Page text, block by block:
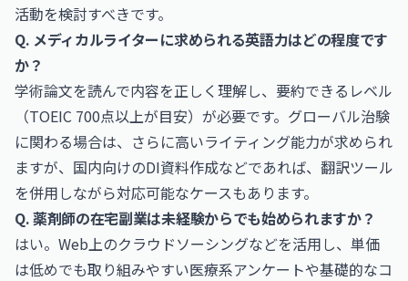
活動を検討すべきです。
Q. メディカルライターに求められる英語力はどの程度です
か？
学術論文を読んで内容を正しく理解し、要約できるレベル
（TOEIC 700点以上が目安）が必要です。グローバル治験
に関わる場合は、さらに高いライティング能力が求められ
ますが、国内向けのDI資料作成などであれば、翻訳ツール
を併用しながら対応可能なケースもあります。
Q. 薬剤師の在宅副業は未経験からでも始められますか？
はい。Web上のクラウドソーシングなどを活用し、単価
は低めでも取り組みやすい医療系アンケートや基礎的なコ